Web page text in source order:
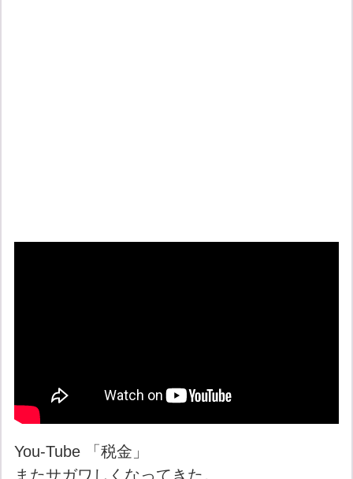
You-Tube 「税金」
またサガワしくなってきた。